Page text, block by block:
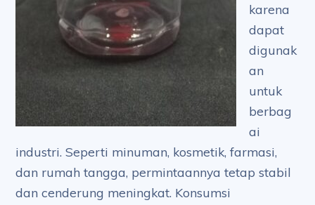
karena
dapat
digunak
an
untuk
berbag
ai
industri. Seperti minuman, kosmetik, farmasi,
dan rumah tangga, permintaannya tetap stabil
dan cenderung meningkat. Konsumsi